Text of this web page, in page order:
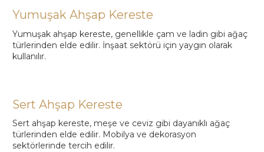
Yumuşak Ahşap Kereste
Yumuşak ahşap kereste, genellikle çam ve ladin gibi ağaç
türlerinden elde edilir. İnşaat sektörü için yaygın olarak
kullanılır.
Sert Ahşap Kereste
Sert ahşap kereste, meşe ve ceviz gibi dayanıklı ağaç
türlerinden elde edilir. Mobilya ve dekorasyon
sektörlerinde tercih edilir.